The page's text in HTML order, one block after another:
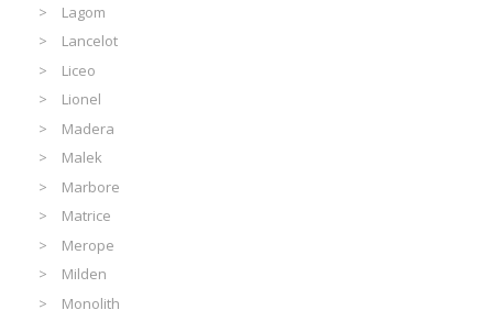
Lagom
Lancelot
Liceo
Lionel
Madera
Malek
Marbore
Matrice
Merope
Milden
Monolith